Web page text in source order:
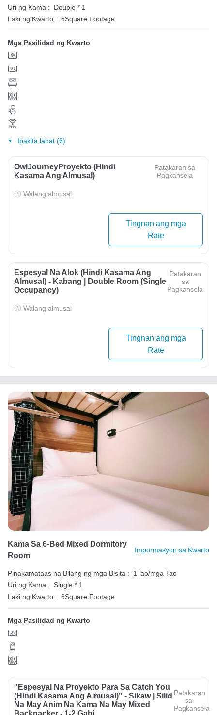
Uri ng Kama :
Double * 1
Laki ng Kwarto : 6Square Footage
Mga Pasilidad ng Kwarto
Ipakita lahat (6)
OwlJourneyProyekto (Hindi
Kasama Ang Almusal)
Patakaran sa
Pagkansela
Walang almusal
Tingnan ang mga
Rate
Espesyal Na Alok (Hindi Kasama Ang
Almusal) - Kabang | Double Room (Single
Occupancy)
Patakaran
sa
Pagkansela
Walang almusal
Tingnan ang mga
Rate
Kama Sa 6-Bed Mixed Dormitory
Room
Impormasyon sa Kwarto
Pinakamataas na Bilang ng mga Bisita :
1Tao/mga Tao
Uri ng Kama :
Single * 1
Laki ng Kwarto : 6Square Footage
Mga Pasilidad ng Kwarto
"Espesyal Na Proyekto Para Sa Catch You
(Hindi Kasama Ang Almusal)" - Sikaw | Silid
Na May Anim Na Kama Na May Mixed
Backpacker - 1-2 Gabi
Patakaran
sa
Pagkansela